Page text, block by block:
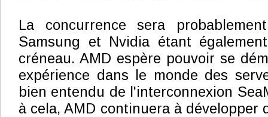
La concurrence sera
Samsung et Nvidia étant
créneau. AMD espère pouvoir se
expérience dans le monde des
bien entendu de l'interconnexion
à cela, AMD continuera à développer